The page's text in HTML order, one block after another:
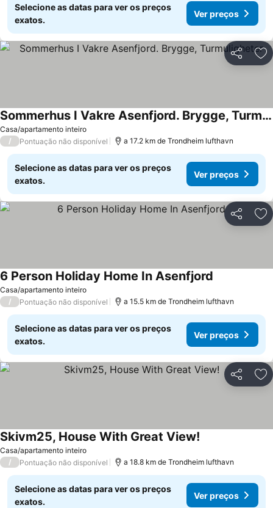
Selecione as datas para ver os preços
exatos.
Ver preços
Partilhar
Casa/apartamento inteiro
Sommerhus I Vakre Asenfjord. Brygge, Turmuligheter
/ Pontuação não disponível a 17.2 km de Trondheim lufthavn
Selecione as datas para ver os preços
exatos.
Ver preços
Partilhar
Casa/apartamento inteiro
6 Person Holiday Home In Asenfjord
/ Pontuação não disponível a 15.5 km de Trondheim lufthavn
Selecione as datas para ver os preços
exatos.
Ver preços
Partilhar
Casa/apartamento inteiro
Skivm25, House With Great View!
/ Pontuação não disponível a 18.8 km de Trondheim lufthavn
Selecione as datas para ver os preços
exatos.
Ver preços